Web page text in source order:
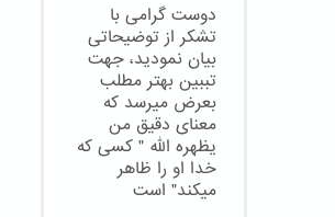
دوست گرامی با
تشکر از توضیحاتی
بیان نمودید، جهت
تببین بهتر مطلب
بعرض میرسد که
معنای دقیق من
یظهره الله " کسی که
خدا او را ظاهر
میکند" است